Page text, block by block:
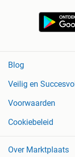
Blog
Veilig en Succesvol
Voorwaarden
Cookiebeleid
Over Marktplaats